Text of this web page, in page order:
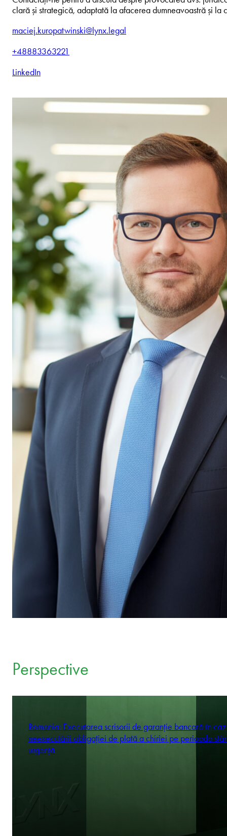
clară și strategică, adaptată la afacerea dumneavoastră și la
maciej.kuropatwinski@lynx.legal
+48883363221
LinkedIn
Perspective
Romania: Executarea scrisorii de garanție bancară în
neexecutării obligației de plată a chiriei pe perioada
urgență